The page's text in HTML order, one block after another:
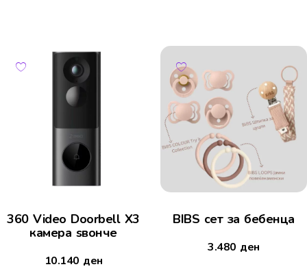
360 Video Doorbell X3
камера ѕвонче
10.140 ден
BIBS сет за бебенца
3.480 ден